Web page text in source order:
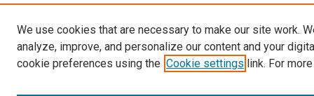
We use cookies that are necessary to make our site work.
analyze, improve, and personalize our content and your
cookie preferences using the Cookie settings link. For